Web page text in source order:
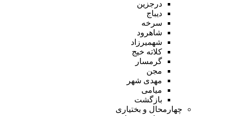
درجزین
دیباج
سرخه
شاهرود
شهمیرزاد
کلاته خیج
گرمسار
مجن
مهدی شهر
میامی
بازگشت
چهارمحال و بختیاری